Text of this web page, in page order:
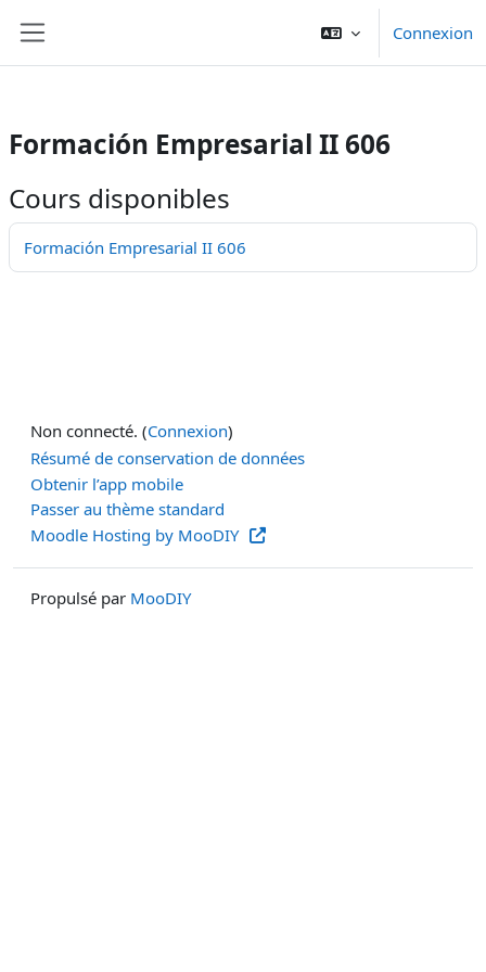
Passer au contenu principal
Connexion
Formación Empresarial II 606
Cours disponibles
Formación Empresarial II 606
Non connecté. (Connexion)
Résumé de conservation de données
Obtenir l’app mobile
Passer au thème standard
Moodle Hosting by MooDIY
Propulsé par MooDIY